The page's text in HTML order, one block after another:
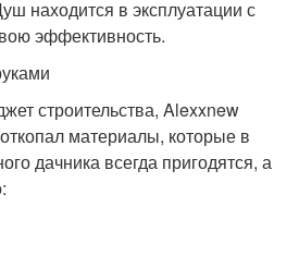
находится в эксплуатации с
эффективность.
строительства, Alexxnew
материалы, которые в
дачника всегда пригодятся, а